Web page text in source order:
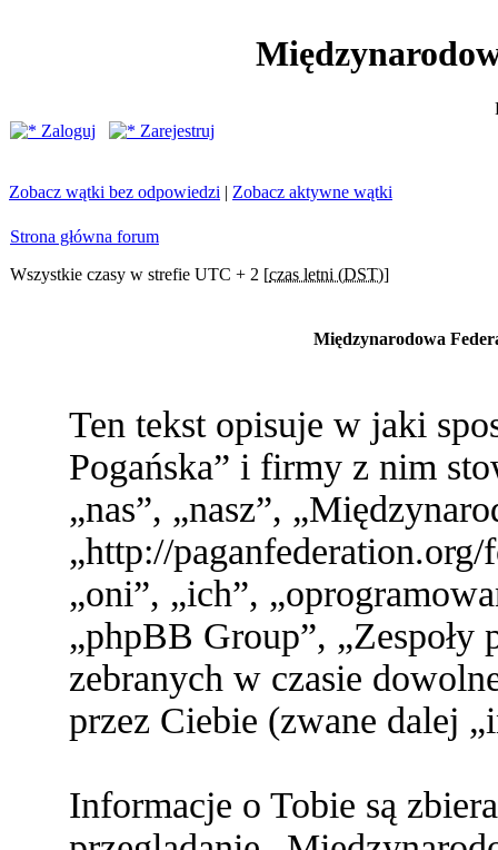
Zaloguj
Zarejestruj
Zobacz wątki bez odpowiedzi | Zobacz aktywne wątki
Strona główna forum
Wszystkie czasy w strefie UTC + 2 [czas letni (DST)]
Międzynarodowa
Ten tekst opisuje w jaki
Pogańska” i firmy z nim
„nas”, „nasz”,
„http://
„oni”, „ich”,
„phpBB Group”,
zebranych w czasie
przez Ciebie (zwane dalej
Informacje o Tobie są